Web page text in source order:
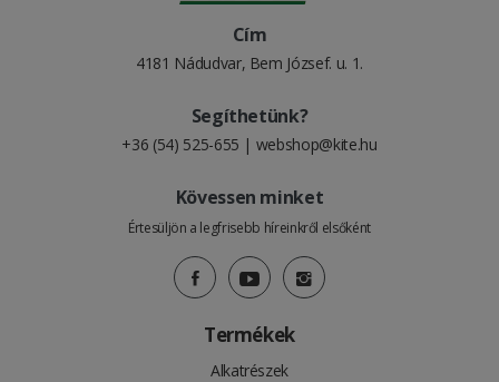
Cím
4181 Nádudvar, Bem József. u. 1.
Segíthetünk?
+36 (54) 525-655 | webshop@kite.hu
Kövessen minket
Értesüljön a legfrisebb híreinkről elsőként
Termékek
Alkatrészek